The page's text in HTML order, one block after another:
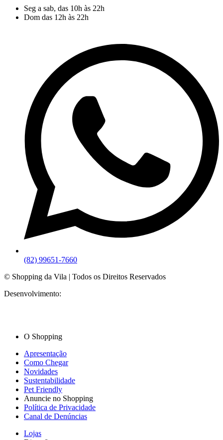
Seg a sab, das 10h às 22h
Dom das 12h às 22h
(82) 99651-7660
© Shopping da Vila | Todos os Direitos Reservados
Desenvolvimento:
O Shopping
Apresentação
Como Chegar
Novidades
Sustentabilidade
Pet Friendly
Anuncie no Shopping
Política de Privacidade
Canal de Denúncias
Lojas